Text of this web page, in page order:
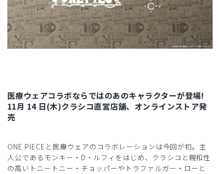
医療ウェアコラボならではのあのキャラクターが登場!
11月 14 日(木)クラシコ直営店舗、オンラインストア発
売
ONE PIECEと医療ウェアのコラボレーションは今回が初。主
人公であるモンキー・D・ルフィをはじめ、クラシコと親和性
の高いトニートニー・チョッパーやトラファルガー・ローと